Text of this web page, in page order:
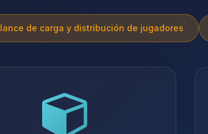
de carga y distribución de jugadores